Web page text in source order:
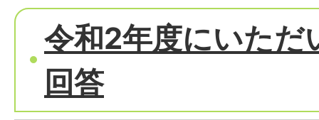
令和2年度にいただ
回答